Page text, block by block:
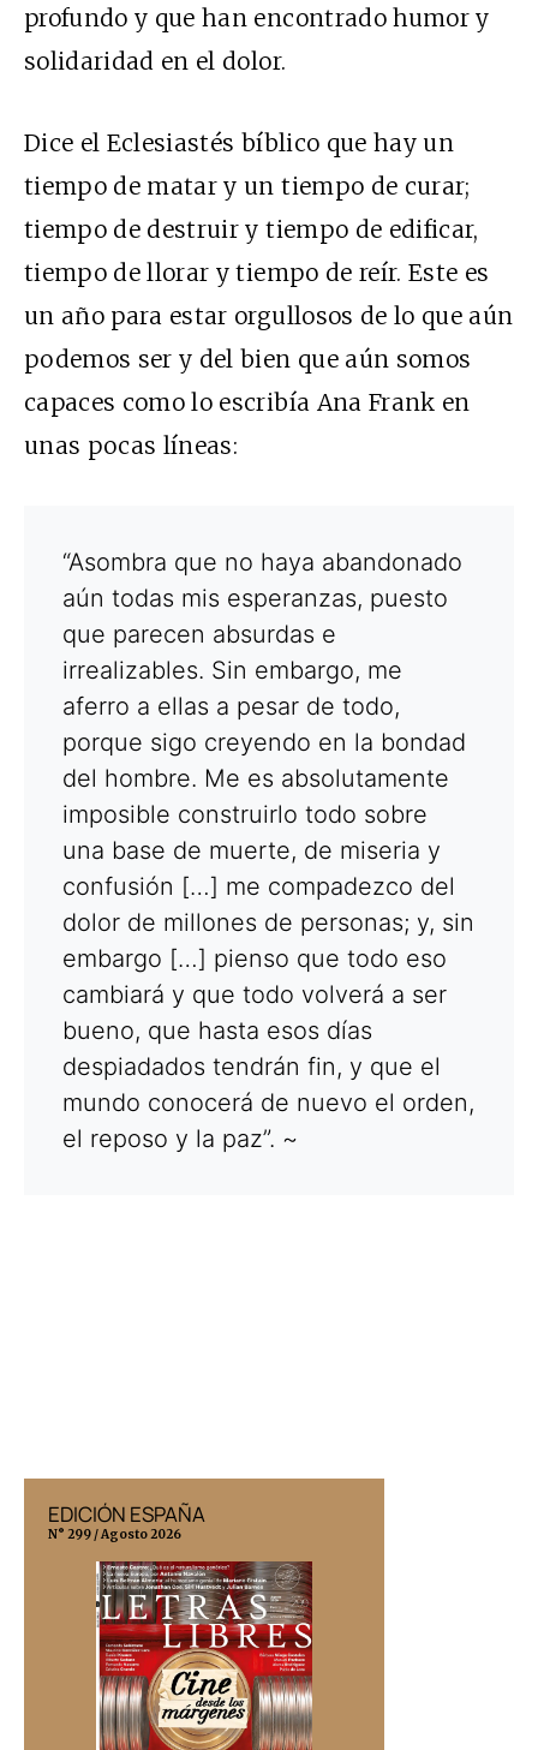
profundo y que han encontrado humor y
solidaridad en el dolor.
Dice el Eclesiastés bíblico que hay un
tiempo de matar y un tiempo de curar;
tiempo de destruir y tiempo de edificar,
tiempo de llorar y tiempo de reír. Este es
un año para estar orgullosos de lo que aún
podemos ser y del bien que aún somos
capaces como lo escribía Ana Frank en
unas pocas líneas:
“Asombra que no haya abandonado
aún todas mis esperanzas, puesto
que parecen absurdas e
irrealizables. Sin embargo, me
aferro a ellas a pesar de todo,
porque sigo creyendo en la bondad
del hombre. Me es absolutamente
imposible construirlo todo sobre
una base de muerte, de miseria y
confusión […] me compadezco del
dolor de millones de personas; y, sin
embargo […] pienso que todo eso
cambiará y que todo volverá a ser
bueno, que hasta esos días
despiadados tendrán fin, y que el
mundo conocerá de nuevo el orden,
el reposo y la paz”. ~
EDICIÓN ESPAÑA
N° 299 / Agosto 2026